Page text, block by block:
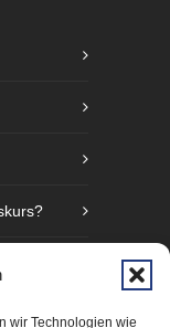
wir Technologien wie